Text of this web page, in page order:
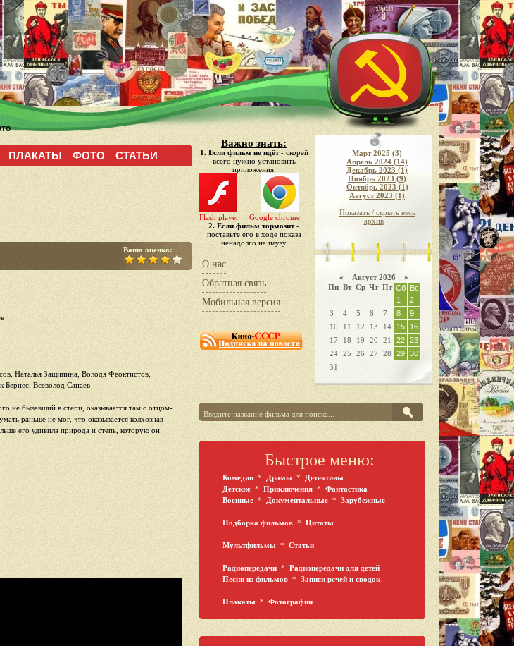
ПЛАКАТЫ ФОТО СТАТЬИ
Ваша оценка:
Наталья Защипина, Володя Феоктистов,
Всеволод Санаев
не бывавший в степи, оказывается там с отцом-
раньше не мог, что оказывается колхозная
его удивила природа и степь, которую он
Важно знать:
1. Если фильм не идёт- скорей
всего нужно установить
приложения:
Flash player
Google chrome
2. Если фильм тормозит-
поставьте его в ходе показа
ненадолго на паузу
О нас
Обратная связь
Мобильная версия
Март 2025 (3)
Апрель 2024 (14)
Декабрь 2023 (1)
Ноябрь 2023 (9)
Октябрь 2023 (1)
Август 2023 (1)
Показать / скрыть весь
архив
« Август 2026 »
Пн Вт Ср Чт Пт Сб Вс
1
2
3
4 5 6 7 8
9
10
11 12 13 14 15
16
17
18 19 20 21 22 23
24 25 26 27 28 29 30
31
Быстрое меню:
Комедии * Драмы *
Детективы
Детские * Приключения * Фантастика
Военные * Документальные * Зарубежные
Подборка фильмов * Цитаты
Мультфильмы * Статьи
Радиопередачи * Радиопередачи для детей
Песни из фильмов * Записи речей и сводок
Плакаты * Фотографии